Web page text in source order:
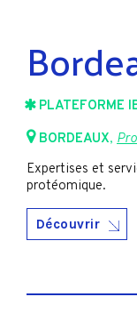
PLATEFORME
BORDEAUX,
Expertises et
protéomique.
Découvrir